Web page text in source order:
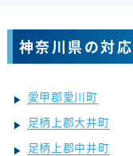
神奈川県の対
愛甲郡愛川町
足柄上郡大井町
足柄上郡中井町